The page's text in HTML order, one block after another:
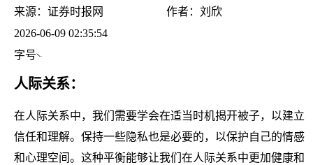
来源： 证券时报网 作者： 刘欣
2026-06-09 02:35:54
字号
人际关系：
在人际关系中，我们需要学会在适当时机揭开被子，以建立
信任和理解。保持一些隐私也是必要的，以保护自己的情感
和心理空间。这种平衡能够让我们在人际关系中更加健康和